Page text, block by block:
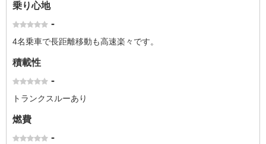
乗り心地
-
4名乗車で長距離移動も高速楽々です。
積載性
-
トランクスルーあり
燃費
-